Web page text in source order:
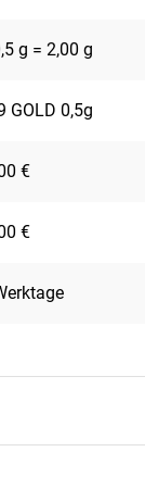
g = 2,00 g
GOLD 0,5g
€
€